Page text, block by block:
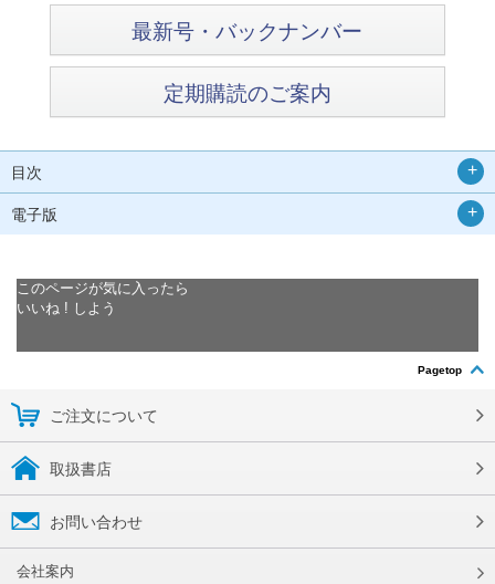
最新号・バックナンバー
定期購読のご案内
目次
電子版
このページが気に入ったら
いいね ! しよう
Pagetop
ご注文について
取扱書店
お問い合わせ
会社案内